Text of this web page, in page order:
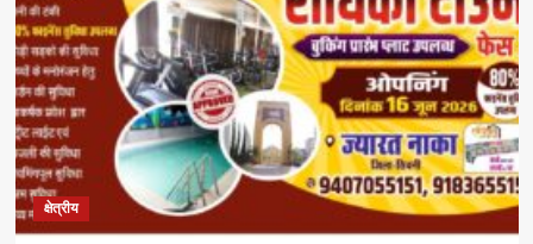
क्षेत्रीय